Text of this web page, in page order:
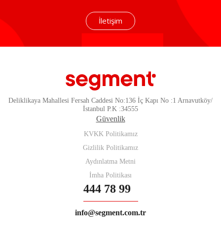
İletişim
Deliklikaya Mahallesi Fersah Caddesi No:136 İç Kapı No :1 Arnavutköy/
İstanbul P.K :34555
Güvenlik
KVKK Politikamız
Gizlilik Politikamız
Aydınlatma Metni
İmha Politikası
444 78 99
info@segment.com.tr